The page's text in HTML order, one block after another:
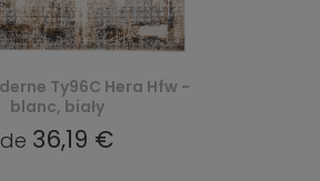
Ty96C Hera Hfw -
blanc, biały
de 36,19 €